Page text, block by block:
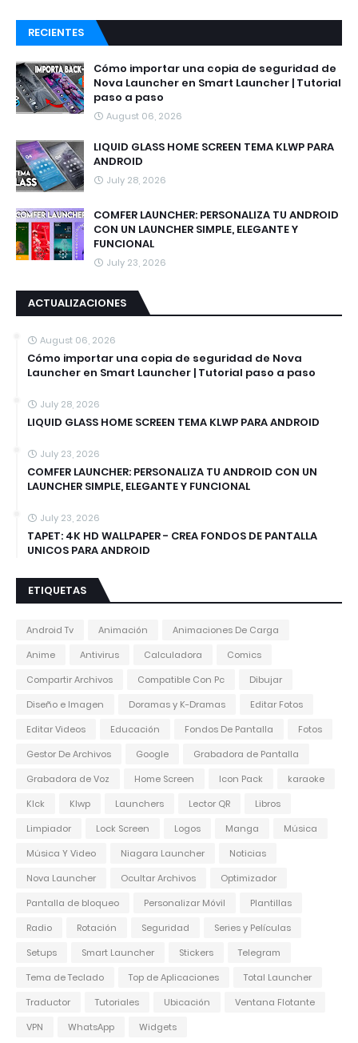
RECIENTES
Cómo importar una copia de seguridad de
Nova Launcher en Smart Launcher | Tutorial
paso a paso
August 06, 2026
LIQUID GLASS HOME SCREEN TEMA KLWP PARA
ANDROID
July 28, 2026
COMFER LAUNCHER: PERSONALIZA TU ANDROID
CON UN LAUNCHER SIMPLE, ELEGANTE Y
FUNCIONAL
July 23, 2026
ACTUALIZACIONES
August 06, 2026
Cómo importar una copia de seguridad de Nova
Launcher en Smart Launcher | Tutorial paso a paso
July 28, 2026
LIQUID GLASS HOME SCREEN TEMA KLWP PARA ANDROID
July 23, 2026
COMFER LAUNCHER: PERSONALIZA TU ANDROID CON UN
LAUNCHER SIMPLE, ELEGANTE Y FUNCIONAL
July 23, 2026
TAPET: 4K HD WALLPAPER - CREA FONDOS DE PANTALLA
UNICOS PARA ANDROID
ETIQUETAS
Android Tv Animación
Animaciones De Carga
Anime
Antivirus Calculadora
Comics
Compartir Archivos
Compatible Con Pc
Dibujar
Diseño e Imagen
Doramas y K-Dramas
Editar Fotos
Editar Videos
Educación Fondos De Pantalla
Fotos
Gestor De Archivos
Google
Grabadora de Pantalla
Grabadora de Voz
Home Screen Icon Pack
karaoke
Klck
Klwp Launchers Lector QR
Libros
Limpiador
Lock Screen Logos Manga
Música
Música Y Video
Niagara Launcher
Noticias
Nova Launcher
Ocultar Archivos
Optimizador
Pantalla de bloqueo
Personalizar Móvil
Plantillas
Radio
Rotación Seguridad
Series y Películas
Setups
Smart Launcher Stickers
Telegram
Tema de Teclado
Top de Aplicaciones
Total Launcher
Traductor
Tutoriales Ubicación
Ventana Flotante
VPN
WhatsApp Widgets